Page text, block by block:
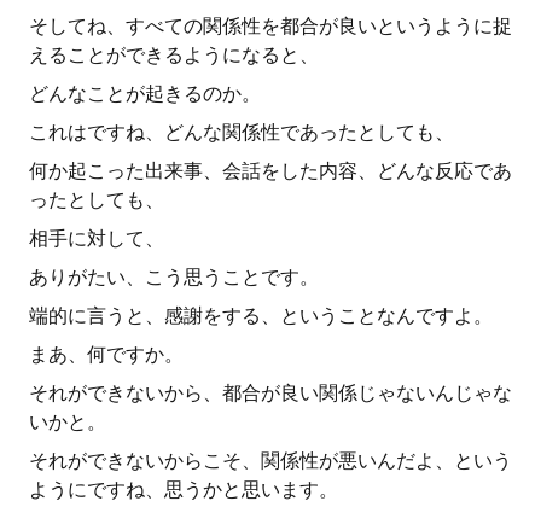
そしてね、すべての関係性を都合が良いというように捉
えることができるようになると、
どんなことが起きるのか。
これはですね、どんな関係性であったとしても、
何か起こった出来事、会話をした内容、どんな反応であ
ったとしても、
相手に対して、
ありがたい、こう思うことです。
端的に言うと、感謝をする、ということなんですよ。
まあ、何ですか。
それができないから、都合が良い関係じゃないんじゃな
いかと。
それができないからこそ、関係性が悪いんだよ、という
ようにですね、思うかと思います。